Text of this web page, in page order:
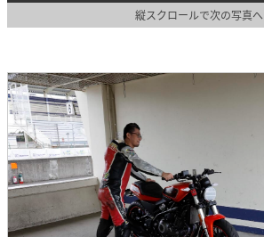
縦スクロールで次の写真へ